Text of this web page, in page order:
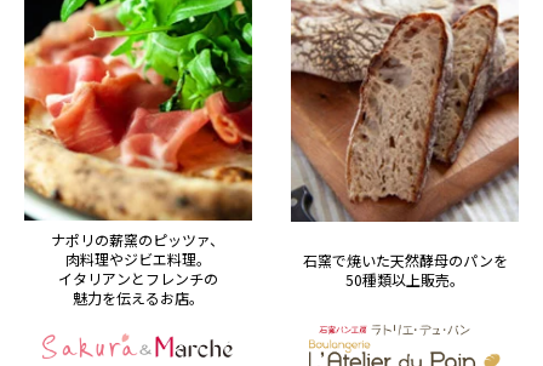
ナポリの薪窯のピッツァ、
肉料理やジビエ料理。
イタリアンとフレンチの
魅力を伝えるお店。
石窯で焼いた天然酵母のパンを
50種類以上販売。